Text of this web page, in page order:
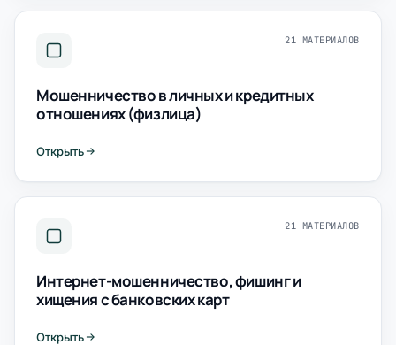
21 МАТЕРИАЛОВ
Мошенничество в личных и кредитных
отношениях (физлица)
Открыть
21 МАТЕРИАЛОВ
Интернет-мошенничество, фишинг и
хищения с банковских карт
Открыть